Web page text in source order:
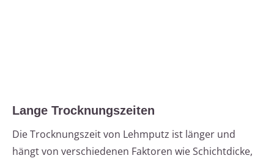
Lange Trocknungszeiten
Die Trocknungszeit von Lehmputz ist länger und
hängt von verschiedenen Faktoren wie Schichtdicke,